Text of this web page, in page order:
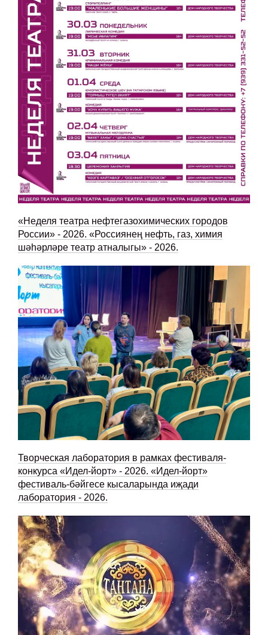
«Неделя театра нефтегазохимических городов
России» - 2026. «Россиянең нефть, газ, химия
шәһәрләре театр атналыгы» - 2026.
Творческая лаборатория в рамках фестиваля-
конкурса «Идел-йорт» - 2026. «Идел-йорт»
фестиваль-бәйгесе кысаларында иҗади
лаборатория - 2026.